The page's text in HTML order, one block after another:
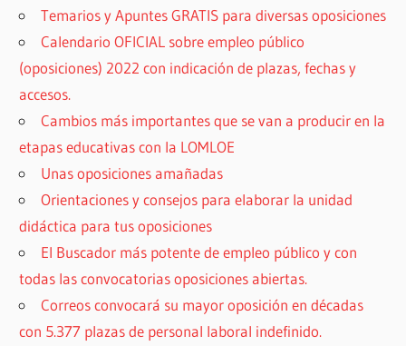
Temarios y Apuntes GRATIS para diversas oposiciones
Calendario OFICIAL sobre empleo público
(oposiciones) 2022 con indicación de plazas, fechas y
accesos.
Cambios más importantes que se van a producir en la
etapas educativas con la LOMLOE
Unas oposiciones amañadas
Orientaciones y consejos para elaborar la unidad
didáctica para tus oposiciones
El Buscador más potente de empleo público y con
todas las convocatorias oposiciones abiertas.
Correos convocará su mayor oposición en décadas
con 5.377 plazas de personal laboral indefinido.